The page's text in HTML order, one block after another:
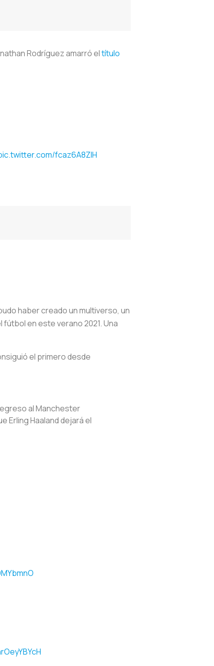
Rodríguez amarró eltítulo
fcaz6A8ZlH
haber creado un multiverso, un
en este verano 2021. Una
el primero desde
al Manchester
Erling Haaland dejará el